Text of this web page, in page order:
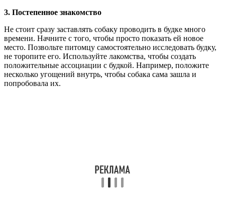
3. Постепенное знакомство
Не стоит сразу заставлять собаку проводить в будке много
времени. Начните с того, чтобы просто показать ей новое
место. Позвольте питомцу самостоятельно исследовать будку,
не торопите его. Используйте лакомства, чтобы создать
положительные ассоциации с будкой. Например, положите
несколько угощений внутрь, чтобы собака сама зашла и
попробовала их.